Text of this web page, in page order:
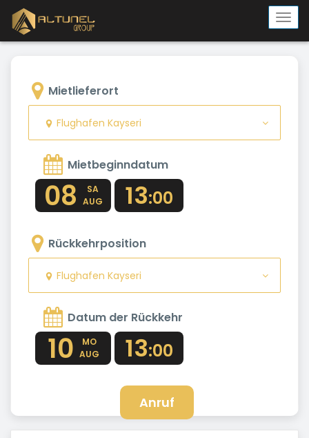
Mietlieferort
Flughafen Kayseri
Mietbeginndatum
08
SA
AUG
13:00
Rückkehrposition
Flughafen Kayseri
Datum der Rückkehr
10
MO
AUG
13:00
Anruf